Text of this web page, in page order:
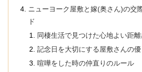
ニューヨーク屋敷と嫁(奥さん)の交
ド
同棲生活で見つけた心地よい距
記念日を大切にする屋敷さんの優
喧嘩をした時の仲直りのルール